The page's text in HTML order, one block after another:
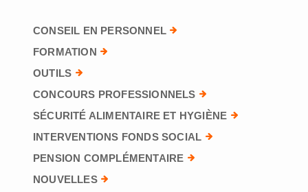
CONSEIL EN PERSONNEL
FORMATION
OUTILS
CONCOURS PROFESSIONNELS
SÉCURITÉ ALIMENTAIRE ET HYGIÈNE
INTERVENTIONS FONDS SOCIAL
PENSION COMPLÉMENTAIRE
NOUVELLES